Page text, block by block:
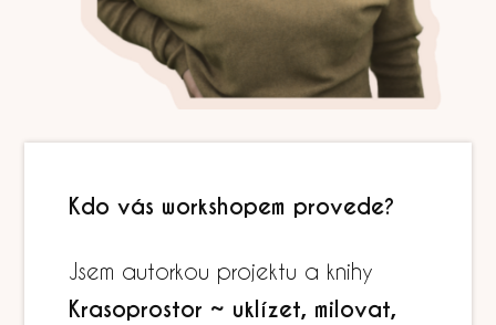
Kdo vás workshopem provede?
Jsem autorkou projektu a knihy
Krasoprostor ~ uklízet, milovat,